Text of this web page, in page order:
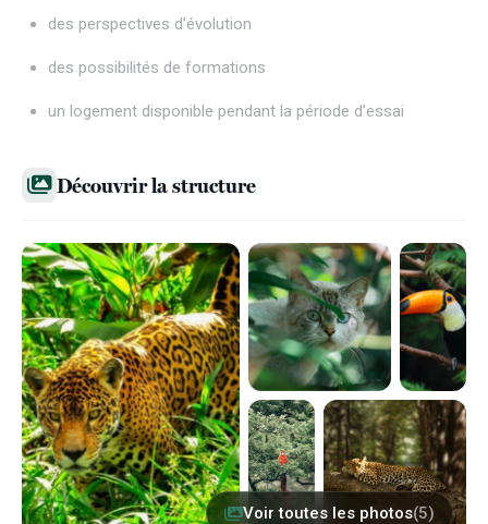
des perspectives d’évolution
des possibilités de formations
un logement disponible pendant la période d’essai
Découvrir la structure
Voir toutes les photos(5)